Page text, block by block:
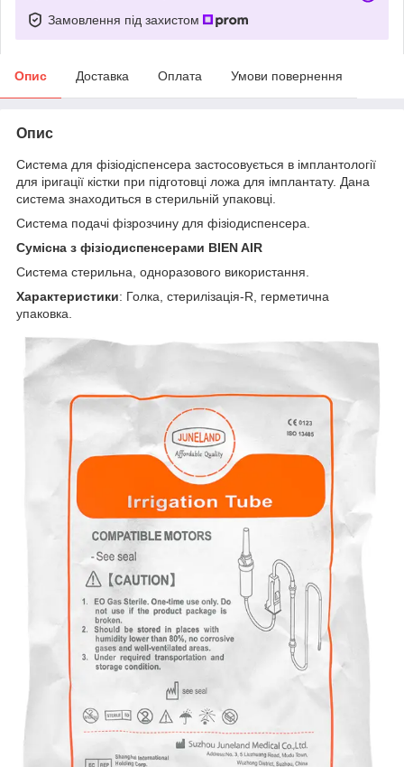
Замовлення під захистом
Опис Доставка Оплата Умови повернення
Опис
Система для фізіодіспенсера застосовується в імплантології
для іригації кістки при підготовці ложа для імплантату. Дана
система знаходиться в стерильній упаковці.
Система подачі фізрозчину для фізіодиспенсера.
Сумісна з фізіодиспенсерами BIEN AIR
Система стерильна, одноразового використання.
Характеристики: Голка, стерилізація-R, герметична
упаковка.